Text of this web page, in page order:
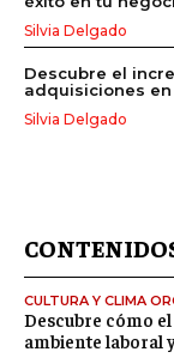
Silvia Delgado
Descubre el
adquisiciones
Silvia Delgado
CULTURA Y CLIMA
Descubre cómo
ambiente laboral